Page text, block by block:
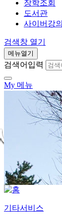
장학조회
도서관
사이버강의
검색창 열기
메뉴열기
검색어입력
My 메뉴
기타서비스